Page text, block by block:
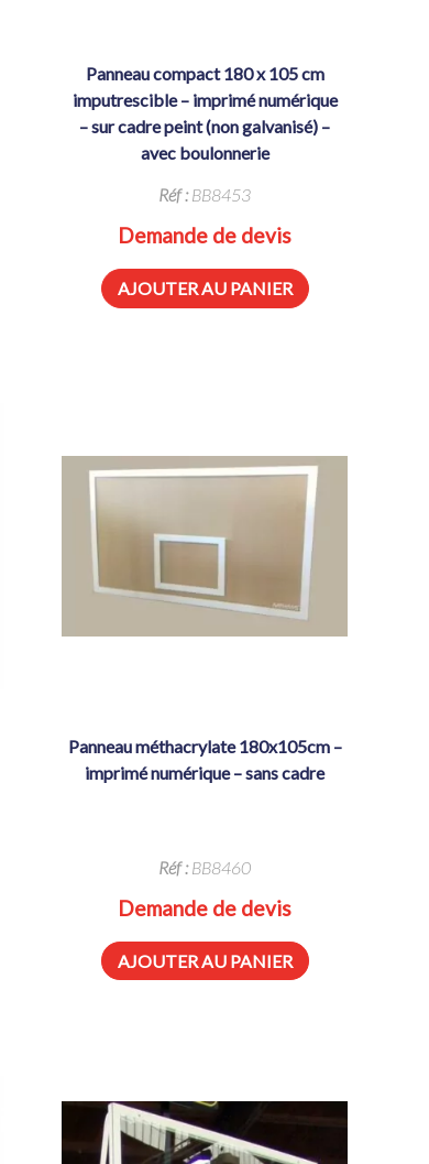
panneau compact 180 x 105 cm
imputrescible – imprimé numérique
– sur cadre peint (non galvanisé) –
avec boulonnerie
Réf :BB8453
Demande de devis
AJOUTER AU PANIER
panneau méthacrylate 180x105cm –
imprimé numérique – sans cadre
Réf :BB8460
Demande de devis
AJOUTER AU PANIER